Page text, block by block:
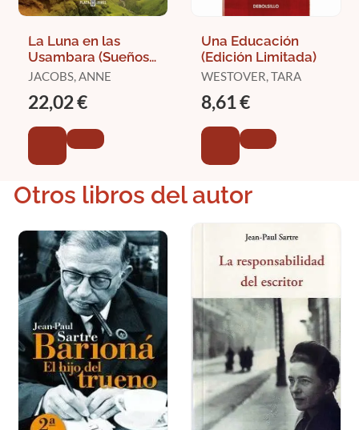
La Luna en las
Usambara (Sueños
de África 2)
JACOBS, ANNE
22,02 €
Una Educación
(Edición Limitada)
WESTOVER, TARA
8,61 €
Otros libros del autor